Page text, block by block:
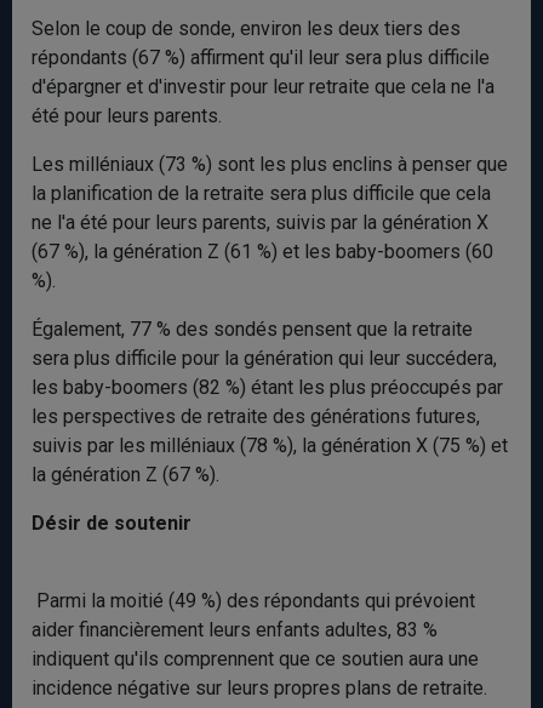
Selon le coup de sonde, environ les deux tiers des
répondants (67 %) affirment qu'il leur sera plus difficile
d'épargner et d'investir pour leur retraite que cela ne l'a
été pour leurs parents.
Les milléniaux (73 %) sont les plus enclins à penser que
la planification de la retraite sera plus difficile que cela
ne l'a été pour leurs parents, suivis par la génération X
(67 %), la génération Z (61 %) et les baby-boomers (60
%).
Également, 77 % des sondés pensent que la retraite
sera plus difficile pour la génération qui leur succédera,
les baby-boomers (82 %) étant les plus préoccupés par
les perspectives de retraite des générations futures,
suivis par les milléniaux (78 %), la génération X (75 %) et
la génération Z (67 %).
Désir de soutenir
Parmi la moitié (49 %) des répondants qui prévoient
aider financièrement leurs enfants adultes, 83 %
indiquent qu'ils comprennent que ce soutien aura une
incidence négative sur leurs propres plans de retraite.